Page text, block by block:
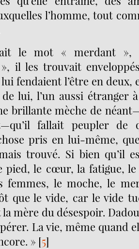
l’homme, tout
le mot « merdant »,
il les trouvait
fendaient l’être en deux,
lui, l’un aussi étranger
brillante mèche de
fallait peupler de
pris en lui-même,
trouvé. Si bien qu’il
pied, le cœur, la fatigue,
femmes, le moche, le
que le vide, car le vide
la mère du désespoir.
La vie, même quand
» [5]